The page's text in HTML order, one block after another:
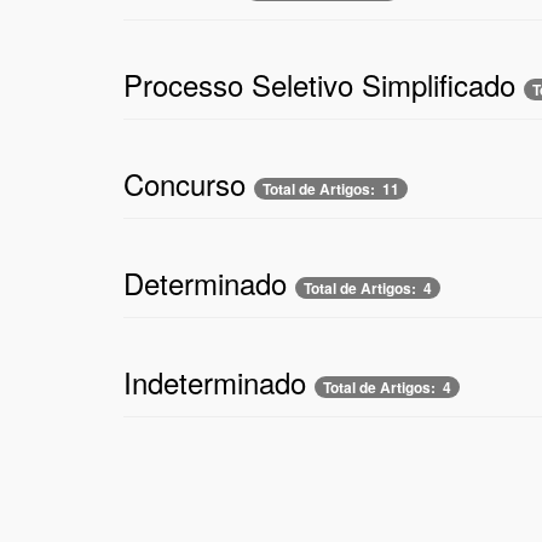
Processo Seletivo Simplificado
Concurso Total de Artigos: 11
Determinado Total de Artigos: 4
Indeterminado Total de Artigos: 4